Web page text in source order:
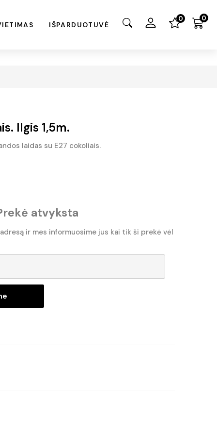
0 0
IŠPARDUOTUVĖ
Ilgis 1,5m.
laidas su E27 cokoliais.
atvyksta
ir mes informuosime jus kai tik ši prekė vėl